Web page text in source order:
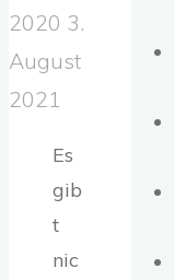
2020 3.
August
2021
Es
gib
t
nic